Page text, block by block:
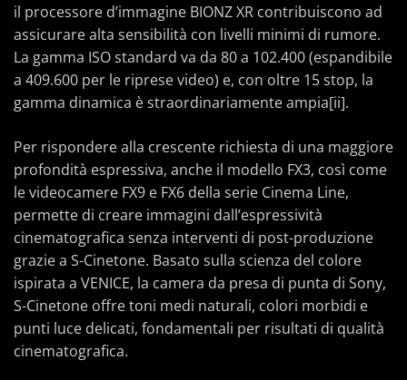
il processore d’immagine BIONZ XR contribuiscono ad
assicurare alta sensibilità con livelli minimi di rumore.
La gamma ISO standard va da 80 a 102.400 (espandibile
a 409.600 per le riprese video) e, con oltre 15 stop, la
gamma dinamica è straordinariamente ampia[ii].
Per rispondere alla crescente richiesta di una maggiore
profondità espressiva, anche il modello FX3, così come
le videocamere FX9 e FX6 della serie Cinema Line,
permette di creare immagini dall’espressività
cinematografica senza interventi di post-produzione
grazie a S-Cinetone. Basato sulla scienza del colore
ispirata a VENICE, la camera da presa di punta di Sony,
S-Cinetone offre toni medi naturali, colori morbidi e
punti luce delicati, fondamentali per risultati di qualità
cinematografica.